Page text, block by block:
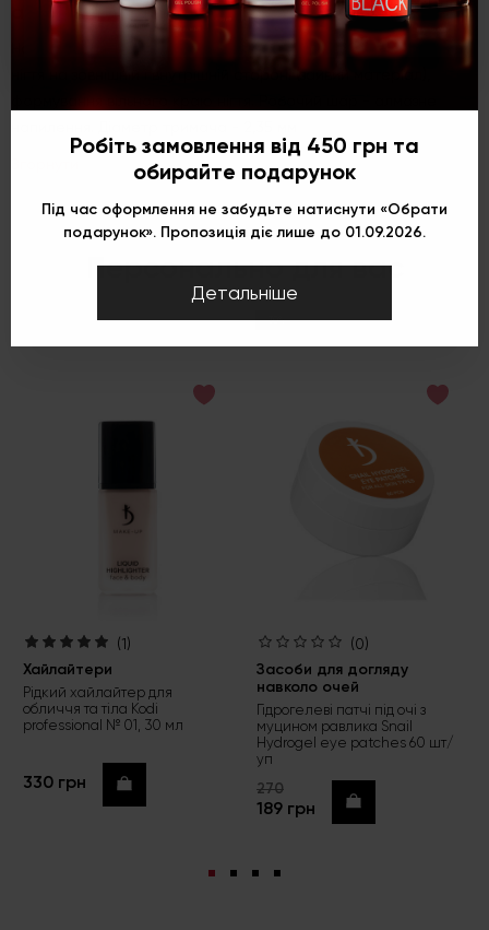
абразив, діаметр 028)
Насадка Конус зрізаний великий, застосовується для обробки
нігтя на зовнішній і внутрішній стороні (зайвий матеріал),
Персонально для вас
(1)
Хайлайтери
Рідкий хайлайтер для
обличчя та тіла Kodi
professional № 01, 30 мл
330 грн Купити
-30%
(0)
Засоби для догляду
навколо очей
Гідрогелеві патчі під очі з
муцином равлика Snail
Hydrogel eye patches 60 шт/
уп
270
189 грн Купити
Робіть замовлення від 450 грн та
обирайте подарунок
Під час оформлення не забудьте натиснути «Обрати
подарунок». Пропозиція діє лише до 01.09.2026.
Детальніше